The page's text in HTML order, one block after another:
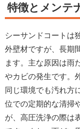
特徴とメンテ
シーサンドコートは
外壁材ですが、長期
ます。主な原因は雨
やカビの発生です。
同じ環境でも汚れ方
位での定期的な清掃
が、高圧洗浄の際は